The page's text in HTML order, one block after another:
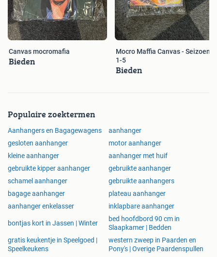
Canvas mocromafia
Bieden
Mocro Maffia Canvas - Seizoen
1-5
Bieden
Populaire zoektermen
Aanhangers en Bagagewagens
aanhanger
gesloten aanhanger
motor aanhanger
kleine aanhanger
aanhanger met huif
gebruikte kipper aanhanger
gebruikte aanhanger
schamel aanhanger
gebruikte aanhangers
bagage aanhanger
plateau aanhanger
aanhanger enkelasser
inklapbare aanhanger
bontjas kort in Jassen | Winter
bed hoofdbord 90 cm in
Slaapkamer | Bedden
gratis keukentje in Speelgoed |
Speelkeukens
western zweep in Paarden en
Pony's | Overige Paardenspullen